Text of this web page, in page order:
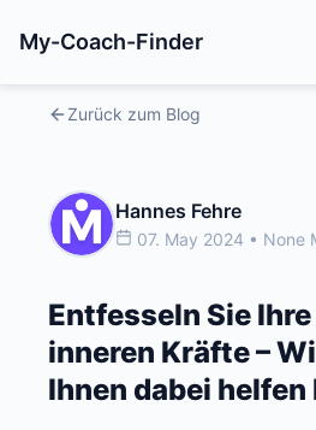
My-Coach-Finder
Zurück zum Blog
Hannes Fehre
07. May 2024 • None
Entfesseln Sie
inneren Kräfte –
Ihnen dabei helfen